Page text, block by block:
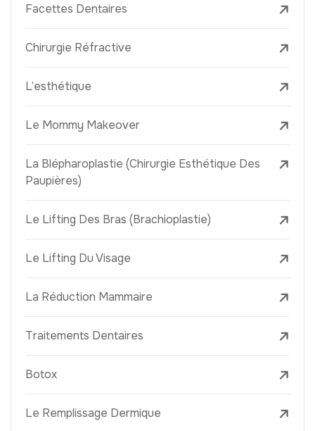
Facettes Dentaires
Chirurgie Réfractive
L’esthétique
Le Mommy Makeover
La Blépharoplastie (Chirurgie Esthétique Des
Paupières)
Le Lifting Des Bras (Brachioplastie)
Le Lifting Du Visage
La Réduction Mammaire
Traitements Dentaires
Botox
Le Remplissage Dermique